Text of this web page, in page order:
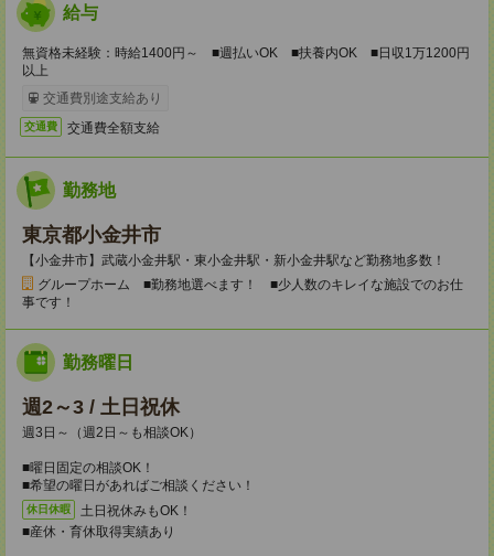
給与
無資格未経験：時給1400円～ ■週払いOK ■扶養内OK ■日収1万1200円
以上
交通費別途支給あり
交通費 交通費全額支給
勤務地
東京都小金井市
【小金井市】武蔵小金井駅・東小金井駅・新小金井駅など勤務地多数！
グループホーム ■勤務地選べます！ ■少人数のキレイな施設でのお仕
事です！
勤務曜日
週2～3 / 土日祝休
週3日～（週2日～も相談OK）
■曜日固定の相談OK！
■希望の曜日があればご相談ください！
休日休暇
土日祝休みもOK！
■産休・育休取得実績あり